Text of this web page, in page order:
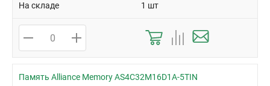
На складе 1 шт
Память Alliance Memory AS4C32M16D1A-5TIN